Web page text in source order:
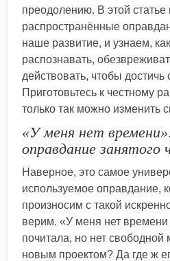
преодолению. В этой
распространённые
наше развитие, и узнаем,
распознавать,
действовать, чтобы достичь
Приготовьтесь к честному
только так можно изменить
«У меня нет
оправдание занятого
Наверное, это самое
используемое оправдание,
произносим с такой
верим. «У меня нет
почитала, но нет свободной
новым проектом? Да где ж